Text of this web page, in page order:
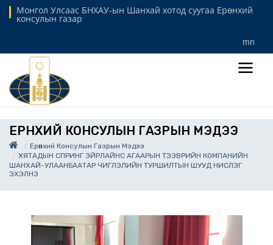
Монгол Улсаас БНХАУ-ын Шанхай хотод суугаа Ерөнхий
консулын газар
mn
ЕРӨНХИЙ КОНСУЛЫН ГАЗРЫН МЭДЭЭ
Ерөнхий Консулын Газрын Мэдээ
ХЯТАДЫН СПРИНГ ЭЙРЛАЙНС АГААРЫН ТЭЭВРИЙН КОМПАНИЙН
ШАНХАЙ-УЛААНБААТАР ЧИГЛЭЛИЙН ТУРШИЛТЫН ШУУД НИСЛЭГ
ЭХЭЛНЭ